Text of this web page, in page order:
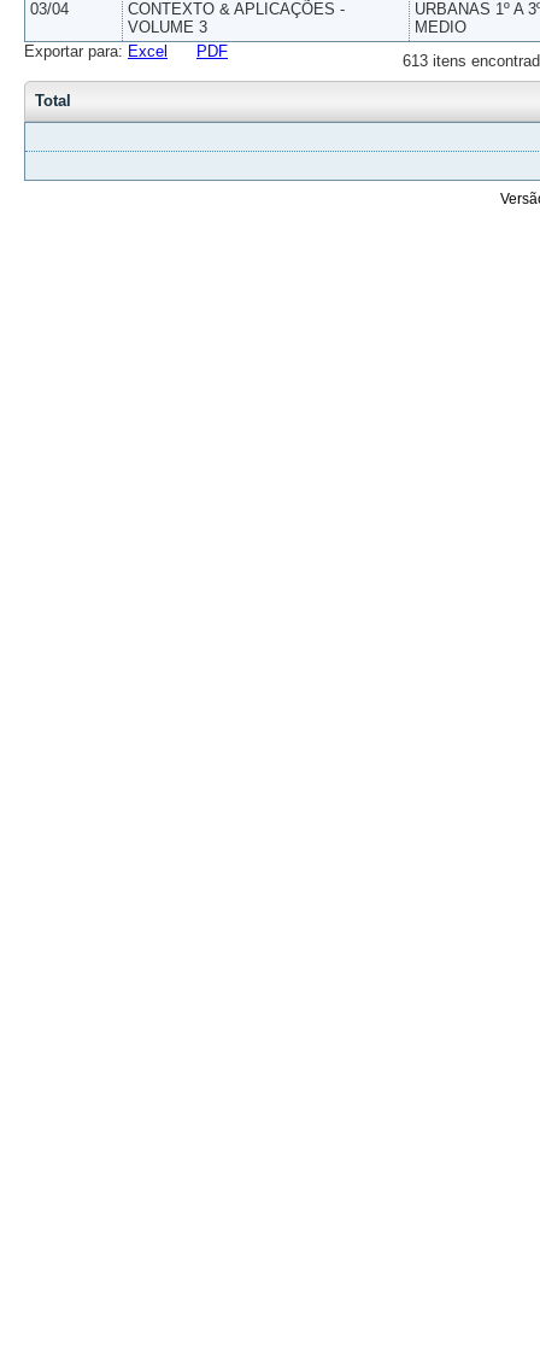
03/04
CONTEXTO & APLICAÇÕES -
VOLUME 3
URBANAS 1º A
MEDIO
613 itens
Exportar para: Excel PDF
Total